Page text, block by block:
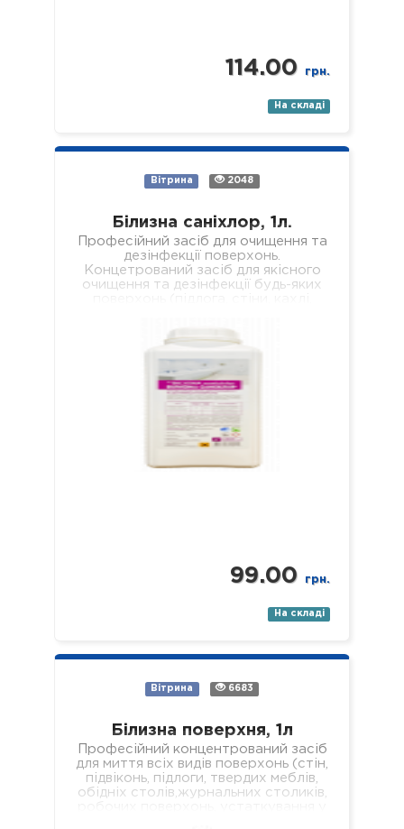
114.00 грн.
На складі
Вітрина 2048
Білизна саніхлор, 1л.
Професійний засіб для очищення та
дезінфекції поверхонь.
Концетрований засіб для якісного
очищення та дезінфекції будь-яких
піддони тощо). Засіб якісно…
99.00 грн.
На складі
Вітрина 6683
Білизна поверхня, 1л
Професійний концентрований засіб
для миття всіх видів поверхонь (стін,
підвіконь, підлоги, твердих меблів,
обідніх столів,журнальних столиків,